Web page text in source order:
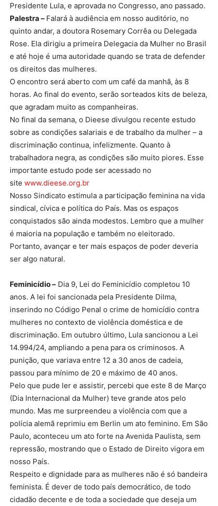
Presidente Lula, e aprovada no Congresso, ano passado.
Palestra – Falará à audiência em nosso auditório, no
quinto andar, a doutora Rosemary Corrêa ou Delegada
Rose. Ela dirigiu a primeira Delegacia da Mulher no Brasil
e até hoje é uma autoridade quando se trata de defender
os direitos das mulheres.
O encontro será aberto com um café da manhã, às 8
horas. Ao final do evento, serão sorteados kits de beleza,
que agradam muito as companheiras.
No final da semana, o Dieese divulgou recente estudo
sobre as condições salariais e de trabalho da mulher – a
discriminação continua, infelizmente. Quanto à
trabalhadora negra, as condições são muito piores. Esse
importante estudo pode ser acessado no
site www.dieese.org.br
Nosso Sindicato estimula a participação feminina na vida
sindical, cívica e política do País. Mas os espaços
conquistados são ainda modestos. Lembro que a mulher
é maioria na população e também no eleitorado.
Portanto, avançar e ter mais espaços de poder deveria
ser algo natural.
Feminicídio – Dia 9, Lei do Feminicídio completou 10
anos. A lei foi sancionada pela Presidente Dilma,
inserindo no Código Penal o crime de homicídio contra
mulheres no contexto de violência doméstica e de
discriminação. Em outubro último, Lula sancionou a Lei
14.994/24, ampliando a pena para os criminosos. A
punição, que variava entre 12 a 30 anos de cadeia,
passou para mínimo de 20 e máximo de 40 anos.
Pelo que pude ler e assistir, percebi que este 8 de Março
(Dia Internacional da Mulher) teve grande atos pelo
mundo. Mas me surpreendeu a violência com que a
polícia alemã reprimiu em Berlin um ato feminino. Em São
Paulo, aconteceu um ato forte na Avenida Paulista, sem
repressão, mostrando que o Estado de Direito vigora em
nosso País.
Respeito e dignidade para as mulheres não é só bandeira
feminista. É dever de todo país democrático, de todo
cidadão decente e de toda a sociedade que deseja um